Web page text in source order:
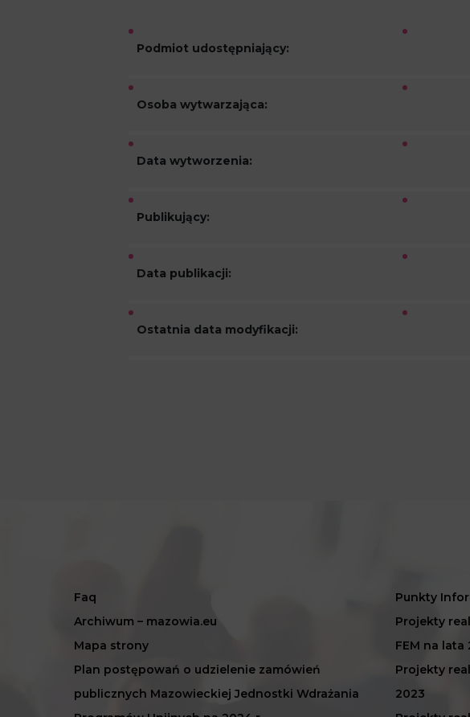
Podmiot udostępniający:
Osoba wytwarzająca:
Data wytworzenia:
Publikujący:
Data publikacji:
Ostatnia data modyfikacji:
Faq
Archiwum – mazowia.eu
Mapa strony
Plan postępowań o udzielenie zamówień
publicznych Mazowieckiej Jednostki Wdrażania
Punkty
Projekty
FEM na lata
Projekty
2023